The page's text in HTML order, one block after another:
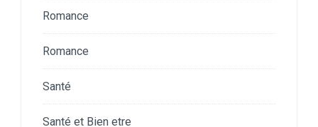
Romance
Romance
Santé
Santé et Bien etre